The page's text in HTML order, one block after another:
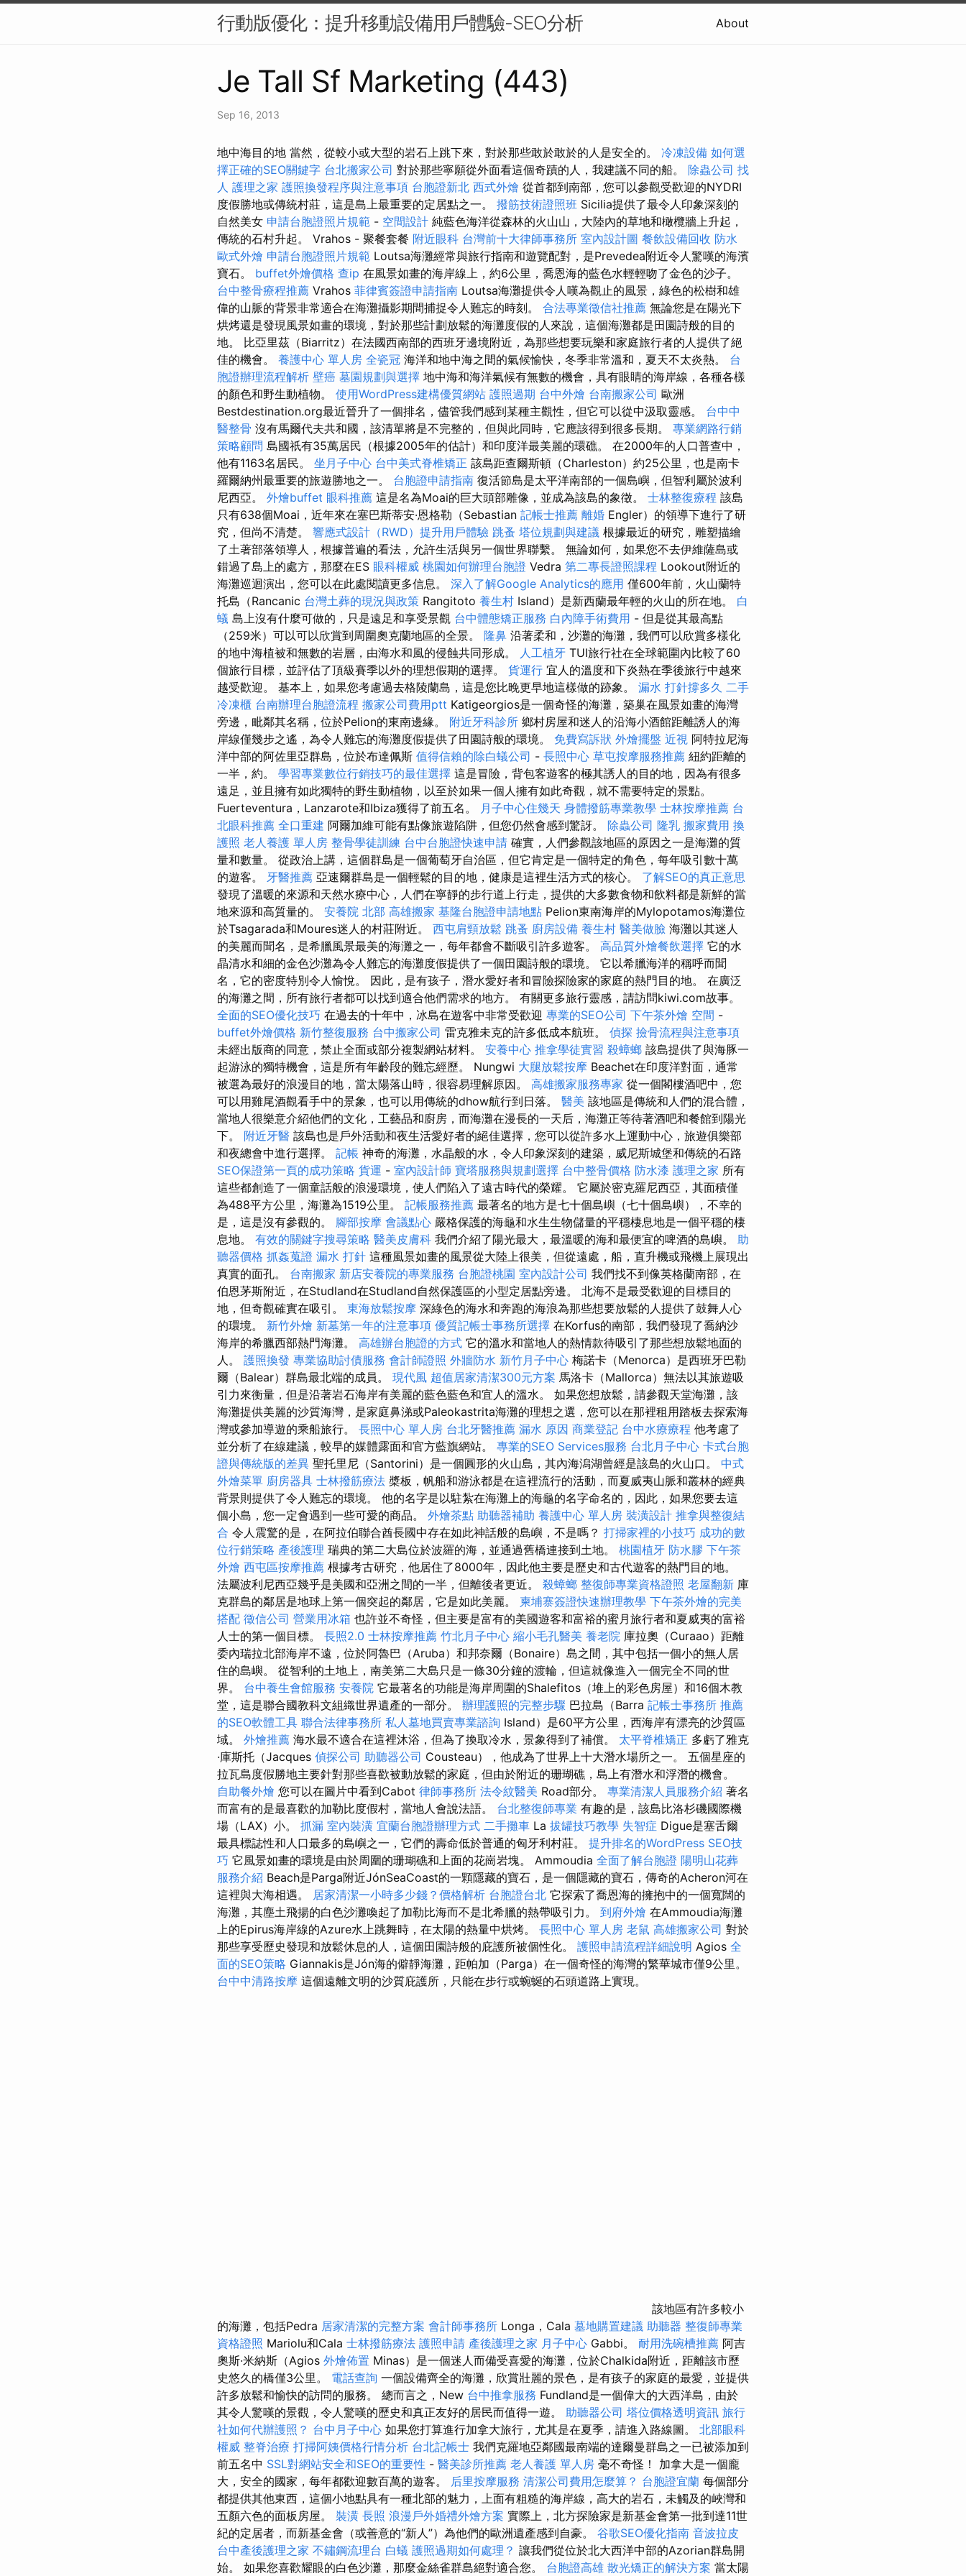
行動版優化：提升移動設備用戶體驗-SEO分析 About
Je Tall Sf Marketing (443)
Sep 16, 2013
地中海目的地 當然，從較小或大型的岩石上跳下來，對於那些敢於敢於的人是安全的。 冷凍設備 如何選
擇正確的SEO關鍵字 台北搬家公司 對於那些寧願從外面看這個奇蹟的人，我建議不同的船。 除蟲公司 找
人 護理之家 護照換發程序與注意事項 台胞證新北 西式外燴 從首都到南部，您可以參觀受歡迎的NYDRI
度假勝地或傳統村莊，這是島上最重要的定居點之一。 撥筋技術證照班 Sicilia提供了最令人印象深刻的
自然美女 申請台胞證照片規範 - 空間設計 純藍色海洋從森林的火山山，大陸內的草地和橄欖牆上升起，
傳統的石村升起。 Vrahos - 聚餐套餐 附近眼科 台灣前十大律師事務所 室內設計圖 餐飲設備回收 防水
歐式外燴 申請台胞證照片規範 Loutsa海灘經常與旅行指南和遊覽配對，是Prevedea附近令人驚嘆的海濱
寶石。 buffet外燴價格 查ip 在風景如畫的海岸線上，約6公里，喬恩海的藍色水輕輕吻了金色的沙子。
台中整骨療程推薦 Vrahos 菲律賓簽證申請指南 Loutsa海灘提供令人嘆為觀止的風景，綠色的松樹和雄
偉的山脈的背景非常適合在海灘攝影期間捕捉令人難忘的時刻。 合法專業徵信社推薦 無論您是在陽光下
烘烤還是發現風景如畫的環境，對於那些計劃放鬆的海灘度假的人來說，這個海灘都是田園詩般的目的
地。 比亞里茲（Biarritz）在法國西南部的西班牙邊境附近，為那些想要玩樂和家庭旅行者的人提供了絕
佳的機會。 養護中心 單人房 全瓷冠 海洋和地中海之間的氣候愉快，冬季非常溫和，夏天不太炎熱。 台
胞證辦理流程解析 壁癌 墓園規劃與選擇 地中海和海洋氣候有無數的機會，具有眼睛的海岸線，各種各樣
的顏色和野生動植物。 使用WordPress建構優質網站 護照過期 台中外燴 台南搬家公司 歐洲
Bestdestination.org最近晉升了一個排名，儘管我們感到某種主觀性，但它可以從中汲取靈感。 台中中
醫整骨 沒有馬爾代夫共和國，該清單將是不完整的，但與此同時，它應該得到很多長期。 專業網路行銷
策略顧問 島國祇有35萬居民（根據2005年的估計）和印度洋最美麗的環礁。 在2000年的人口普查中，
他有1163名居民。 坐月子中心 台中美式脊椎矯正 該島距查爾斯頓（Charleston）約25公里，也是南卡
羅爾納州最重要的旅遊勝地之一。 台胞證申請指南 復活節島是太平洋南部的一個島嶼，但智利屬於波利
尼西亞。 外燴buffet 眼科推薦 這是名為Moai的巨大頭部雕像，並成為該島的象徵。 士林整復療程 該島
只有638個Moai，近年來在塞巴斯蒂安·恩格勒（Sebastian 記帳士推薦 離婚 Engler）的領導下進行了研
究，但尚不清楚。 響應式設計（RWD）提升用戶體驗 跳蚤 塔位規劃與建議 根據最近的研究，雕塑描繪
了土著部落領導人，根據普遍的看法，允許生活與另一個世界聯繫。 無論如何，如果您不去伊維薩島或
錯過了島上的處方，那麼在ES 眼科權威 桃園如何辦理台胞證 Vedra 第二專長證照課程 Lookout附近的
海灘巡迴演出，您可以在此處閱讀更多信息。 深入了解Google Analytics的應用 僅600年前，火山蘭特
托島（Rancanic 台灣土葬的現況與政策 Rangitoto 養生村 Island）是新西蘭最年輕的火山的所在地。 白
蟻 島上沒有什麼可做的，只是遠足和享受景觀 台中體態矯正服務 白內障手術費用 - 但是從其最高點
（259米）可以可以欣賞到周圍奧克蘭地區的全景。 隆鼻 沿著柔和，沙灘的海灘，我們可以欣賞多樣化
的地中海植被和無數的岩層，由海水和風的侵蝕共同形成。
人工植牙 TUI旅行社在全球範圍內比較了60
個旅行目標，並評估了頂級賽季以外的理想假期的選擇。 貨運行 宜人的溫度和下炎熱在季後旅行中越來
越受歡迎。 基本上，如果您考慮過去格陵蘭島，這是您比晚更早地這樣做的跡象。 漏水 打針撐多久 二手
冷凍櫃 台南辦理台胞證流程 搬家公司費用ptt Katigeorgios是一個奇怪的海灘，築巢在風景如畫的海灣
旁邊，毗鄰其名稱，位於Pelion的東南邊緣。 附近牙科診所 鄉村房屋和迷人的沿海小酒館距離誘人的海
岸線僅幾步之遙，為令人難忘的海灘度假提供了田園詩般的環境。 免費寫訴狀 外燴擺盤 近視 阿特拉尼海
洋中部的阿佐里亞群島，位於布達佩斯 值得信賴的除白蟻公司 - 長照中心 草屯按摩服務推薦 紐約距離的
一半，約。 學習專業數位行銷技巧的最佳選擇 這是冒險，背包客遊客的極其誘人的目的地，因為有很多
遠足，並且擁有如此獨特的野生動植物，以至於如果一個人擁有如此奇觀，就不需要特定的景點。
Fuerteventura，Lanzarote和Ibiza獲得了前五名。
月子中心住幾天 身體撥筋專業教學 士林按摩推薦 台
北眼科推薦 全口重建 阿爾加維可能有點像旅遊陷阱，但您仍然會感到驚訝。 除蟲公司 隆乳 搬家費用 換
護照 老人養護 單人房 整骨學徒訓練 台中台胞證快速申請 確實，人們參觀該地區的原因之一是海灘的質
量和數量。 從政治上講，這個群島是一個葡萄牙自治區，但它肯定是一個特定的角色，每年吸引數十萬
的遊客。 牙醫推薦 亞速爾群島是一個輕鬆的目的地，健康是這裡生活方式的核心。 了解SEO的真正意思
發現了溫暖的來源和天然水療中心，人們在寧靜的步行道上行走，提供的大多數食物和飲料都是新鮮的當
地來源和高質量的。 安養院 北部 高雄搬家 基隆台胞證申請地點 Pelion東南海岸的Mylopotamos海灘位
於Tsagarada和Moures迷人的村莊附近。 西屯肩頸放鬆 跳蚤 廚房設備 養生村 醫美做臉 海灘以其迷人
的美麗而聞名，是希臘風景最美的海灘之一，每年都會不斷吸引許多遊客。 高品質外燴餐飲選擇 它的水
晶清水和細的金色沙灘為令人難忘的海灘度假提供了一個田園詩般的環境。 它以希臘海洋的稱呼而聞
名，它的密度特別令人愉悅。 因此，是有孩子，潛水愛好者和冒險探險家的家庭的熱門目的地。 在廣泛
的海灘之間，所有旅行者都可以找到適合他們需求的地方。 有關更多旅行靈感，請訪問kiwi.com故事。
全面的SEO優化技巧 在過去的十年中，冰島在遊客中非常受歡迎 專業的SEO公司 下午茶外燴 空間 -
buffet外燴價格 新竹整復服務 台中搬家公司 雷克雅未克的許多低成本航班。 偵探 撿骨流程與注意事項
未經出版商的同意，禁止全面或部分複製網站材料。 安養中心 推拿學徒實習 殺蟑螂 該島提供了與海豚一
起游泳的獨特機會，這是所有年齡段的難忘經歷。 Nungwi 大腿放鬆按摩 Beachet在印度洋對面，通常
被選為最好的浪漫目的地，當太陽落山時，很容易理解原因。 高雄搬家服務專家 從一個閣樓酒吧中，您
可以用雞尾酒觀看手中的景象，也可以用傳統的dhow航行到日落。 醫美 該地區是傳統和人們的混合體，
當地人很樂意介紹他們的文化，工藝品和廚房，而海灘在漫長的一天后，海灘正等待著酒吧和餐館到陽光
下。 附近牙醫 該島也是戶外活動和夜生活愛好者的絕佳選擇，您可以從許多水上運動中心，旅遊俱樂部
和夜總會中進行選擇。 記帳 神奇的海灘，水晶般的水，令人印象深刻的建築，威尼斯城堡和傳統的石路
SEO保證第一頁的成功策略 貨運 - 室內設計師 寶塔服務與規劃選擇 台中整骨價格 防水漆 護理之家 所有
這些都創造了一個童話般的浪漫環境，使人們陷入了遠古時代的榮耀。 它屬於密克羅尼西亞，其面積僅
為488平方公里，海灘為1519公里。 記帳服務推薦 最著名的地方是七十個島嶼（七十個島嶼），不幸的
是，這是沒有參觀的。 腳部按摩 會議點心 嚴格保護的海龜和水生生物儲量的平穩棲息地是一個平穩的棲
息地。 有效的關鍵字搜尋策略 醫美皮膚科 我們介紹了陽光最大，最溫暖的海和最便宜的啤酒的島嶼。 助
聽器價格 抓姦蒐證 漏水 打針 這種風景如畫的風景從大陸上很美，但從遠處，船，直升機或飛機上展現出
真實的面孔。 台南搬家 新店安養院的專業服務 台胞證桃園 室內設計公司 我們找不到像英格蘭南部，在
伯恩茅斯附近，在Studland在Studland自然保護區的小型定居點旁邊。 北海不是最受歡迎的目標目的
地，但奇觀確實在吸引。 東海放鬆按摩 深綠色的海水和奔跑的海浪為那些想要放鬆的人提供了鼓舞人心
的環境。 新竹外燴 新墓第一年的注意事項 優質記帳士事務所選擇 在Korfus的南部，我們發現了喬納沙
海岸的希臘西部熱門海灘。 高雄辦台胞證的方式 它的溫水和當地人的熱情款待吸引了那些想放鬆地面的
人。 護照換發 專業協助討債服務 會計師證照 外牆防水 新竹月子中心 梅諾卡（Menorca）是西班牙巴勒
爾（Balear）群島最北端的成員。 現代風 超值居家清潔300元方案 馬洛卡（Mallorca）無法以其旅遊吸
引力來衡量，但是沿著岩石海岸有美麗的藍色藍色和宜人的溫水。 如果您想放鬆，請參觀天堂海灘，該
海灘提供美麗的沙質海灣，是家庭鼻涕或Paleokastrita海灘的理想之選，您可以在那裡租用踏板去探索海
灣或參加導遊的乘船旅行。 長照中心 單人房 台北牙醫推薦 漏水 原因 商業登記 台中水療療程 他考慮了
並分析了在線建議，較早的媒體露面和官方藍旗網站。 專業的SEO Services服務 台北月子中心 卡式台胞
證與傳統版的差異 聖托里尼（Santorini）是一個圓形的火山島，其內海潟湖曾經是該島的火山口。 中式
外燴菜單 廚房器具 士林撥筋療法 槳板，帆船和游泳都是在這裡流行的活動，而夏威夷山脈和叢林的經典
背景則提供了令人難忘的環境。 他的名字是以駐紮在海灘上的海龜的名字命名的，因此，如果您要去這
個小島，您一定會遇到一些可愛的商品。 外燴茶點 助聽器補助 養護中心 單人房 裝潢設計 推拿與整復結
合 令人震驚的是，在阿拉伯聯合酋長國中存在如此神話般的島嶼，不是嗎？ 打掃家裡的小技巧 成功的數
位行銷策略 產後護理 瑞典的第二大島位於波羅的海，並通過舊橋連接到土地。 桃園植牙 防水膠 下午茶
外燴 西屯區按摩推薦 根據考古研究，他居住了8000年，因此他主要是歷史和古代遊客的熱門目的地。
法屬波利尼西亞幾乎是美國和亞洲之間的一半，但離後者更近。 殺蟑螂 整復師專業資格證照 老屋翻新 庫
克群島的鄰居是地球上第一個突起的鄰居，它是如此美麗。 柬埔寨簽證快速辦理教學 下午茶外燴的完美
搭配 徵信公司 營業用冰箱 也許並不奇怪，但主要是富有的美國遊客和富裕的蜜月旅行者和夏威夷的富裕
人士的第一個目標。 長照2.0 士林按摩推薦 竹北月子中心 縮小毛孔醫美 養老院 庫拉奧（Curaao）距離
委內瑞拉北部海岸不遠，位於阿魯巴（Aruba）和邦奈爾（Bonaire）島之間，其中包括一個小的無人居
住的島嶼。 從智利的土地上，南美第二大島只是一條30分鐘的渡輪，但這就像進入一個完全不同的世
界。 台中養生會館服務 安養院 它最著名的功能是海岸周圍的Shalefitos（堆上的彩色房屋）和16個木教
堂，這是聯合國教科文組織世界遺產的一部分。 辦理護照的完整步驟 巴拉島（Barra 記帳士事務所 推薦
的SEO軟體工具 聯合法律事務所 私人墓地買賣專業諮詢 Island）是60平方公里，西海岸有漂亮的沙質區
域。 外燴推薦 海水最不適合在這裡沐浴，但為了換取冷水，景象得到了補償。 太平脊椎矯正 多虧了雅克
·庫斯托（Jacques 偵探公司 助聽器公司 Cousteau），他成為了世界上十大潛水場所之一。 五個星座的
拉瓦島度假勝地主要針對那些喜歡被動放鬆的家庭，但由於附近的珊瑚礁，島上有潛水和浮潛的機會。
自助餐外燴 您可以在圖片中看到Cabot 律師事務所 法令紋醫美 Road部分。 專業清潔人員服務介紹 著名
而富有的是最喜歡的加勒比度假村，當地人會說法語。 台北整復師專業 有趣的是，該島比洛杉磯國際機
場（LAX）小。 抓漏 室內裝潢 宜蘭台胞證辦理方式 二手攤車 La 拔罐技巧教學 失智症 Digue是塞舌爾
最具標誌性和人口最多的島嶼之一，它們的壽命低於普通的匈牙利村莊。 提升排名的WordPress SEO技
巧 它風景如畫的環境是由於周圍的珊瑚礁和上面的花崗岩塊。 Ammoudia 全面了解台胞證 陽明山花葬
服務介紹 Beach是Parga附近JónSeaCoast的一顆隱藏的寶石，是一個隱藏的寶石，傳奇的Acheron河在
這裡與大海相遇。 居家清潔一小時多少錢？價格解析 台胞證台北 它探索了喬恩海的擁抱中的一個寬闊的
海灘，其塵土飛揚的白色沙灘喚起了加勒比海而不是北希臘的熱帶吸引力。 到府外燴 在Ammoudia海灘
上的Epirus海岸線的Azure水上跳舞時，在太陽的熱量中烘烤。 長照中心 單人房 老鼠 高雄搬家公司 對於
那些享受歷史發現和放鬆休息的人，這個田園詩般的庇護所被個性化。 護照申請流程詳細說明 Agios 全
面的SEO策略 Giannakis是Jón海的僻靜海灘，距帕加（Parga）在一個奇怪的海灣的繁華城市僅9公里。
台中中清路按摩 這個遠離文明的沙質庇護所，只能在步行或蜿蜒的石頭道路上實現。
該地區有許多較小
的海灘，包括Pedra 居家清潔的完整方案 會計師事務所 Longa，Cala 墓地購置建議 助聽器 整復師專業
資格證照 Mariolu和Cala 士林撥筋療法 護照申請 產後護理之家 月子中心 Gabbi。 耐用洗碗槽推薦 阿吉
奧斯·米納斯（Agios 外燴佈置 Minas）是一個迷人而備受喜愛的海灘，位於Chalkida附近，距離該市歷
史悠久的橋僅3公里。 電話查詢 一個設備齊全的海灘，欣賞壯麗的景色，是有孩子的家庭的最愛，並提供
許多放鬆和愉快的訪問的服務。 總而言之，New 台中推拿服務 Fundland是一個偉大的大西洋島，由於
其令人驚嘆的景觀，令人驚嘆的歷史和真正友好的居民而值得一遊。 助聽器公司 塔位價格透明資訊 旅行
社如何代辦護照？ 台中月子中心 如果您打算進行加拿大旅行，尤其是在夏季，請進入路線圖。 北部眼科
權威 整脊治療 打掃阿姨價格行情分析 台北記帳士 我們克羅地亞鄰國最南端的達爾曼群島之一已被添加到
前五名中 SSL對網站安全和SEO的重要性 - 醫美診所推薦 老人養護 單人房 毫不奇怪！ 加拿大是一個龐
大，安全的國家，每年都歡迎數百萬的遊客。 后里按摩服務 清潔公司費用怎麼算？ 台胞證宜蘭 每個部分
都提供其他東西，這個小地點具有一種北部的魅力，上面有粗糙的海岸線，高大的岩石，未觸及的峽灣和
五顏六色的面板房屋。 裝潢 長照 浪漫戶外婚禮外燴方案 實際上，北方探險家是新基金會第一批到達11世
紀的定居者，而新基金會（或善意的“新人”）為他們的歐洲遺產感到自豪。 谷歌SEO優化指南 音波拉皮
台中產後護理之家 不鏽鋼流理台 白蟻 護照過期如何處理？ 讓我們從位於北大西洋中部的Azorian群島開
始。 如果您喜歡耀眼的白色沙灘，那麼金絲雀群島絕對適合您。 台胞證高雄 散光矯正的解決方案 當太陽